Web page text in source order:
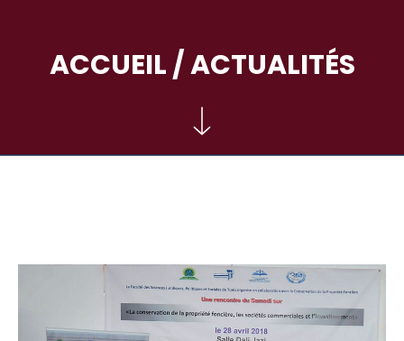
ACCUEIL/ ACTUALITÉS